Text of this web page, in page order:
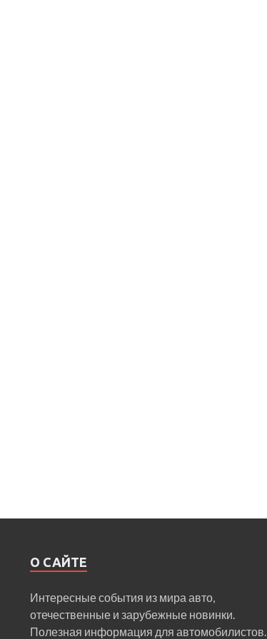
О САЙТЕ
Интересные события из мира авто,
отечественные и зарубежные новинки.
Полезная информация для автомобилистов.